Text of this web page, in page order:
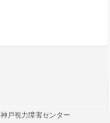
戸視力障害センター